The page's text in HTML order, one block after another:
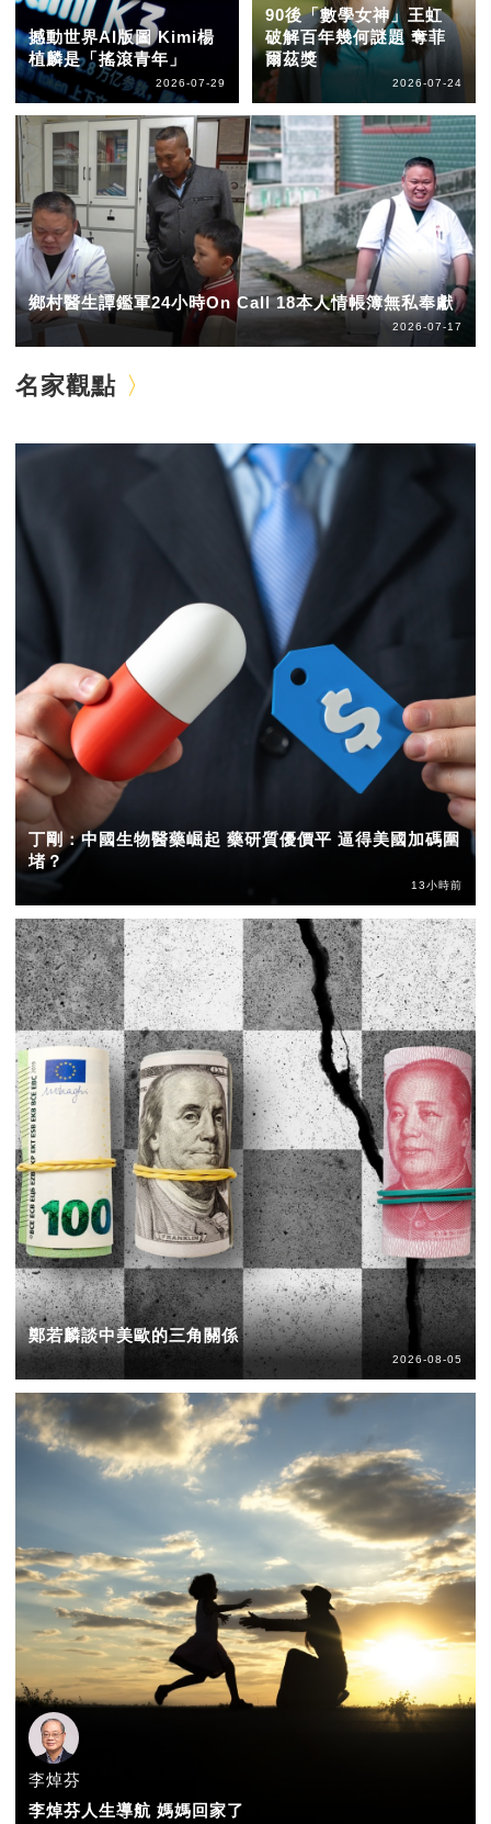
撼動世界AI版圖 Kimi楊
植麟是「搖滾青年」
2026-07-29
90後「數學女神」王虹
破解百年幾何謎題 奪菲
爾茲獎
2026-07-24
鄉村醫生譚鑑軍24小時On Call 18本人情帳簿無私奉獻
2026-07-17
名家觀點
丁剛：中國生物醫藥崛起 藥研質優價平 逼得美國加碼圍
堵？
13小時前
鄭若麟談中美歐的三角關係
2026-08-05
李焯芬
李焯芬人生導航 媽媽回家了